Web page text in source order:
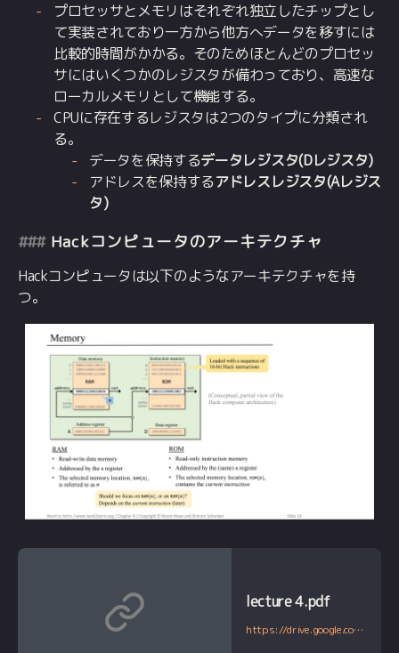
プロセッサとメモリはそれぞれ独立したチップとし
て実装されており一方から他方へデータを移すには
比較的時間がかかる。そのためほとんどのプロセッ
サにはいくつかのレジスタが備わっており、高速な
ローカルメモリとして機能する。
CPUに存在するレジスタは2つのタイプに分類され
る。
データを保持するデータレジスタ(Dレジスタ)
アドレスを保持するアドレスレジスタ(Aレジス
タ)
Hackコンピュータのアーキテクチャ
Hackコンピュータは以下のようなアーキテクチャを持
つ。
lecture 4.pdf
https://drive.google.com/file/d/1HxjPmIZkFHl-BVW3qoz8eD9dqEuEyuBI/view